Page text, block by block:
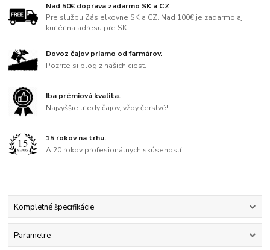
Nad 50€ doprava zadarmo SK a CZ
Pre službu Zásielkovne SK a CZ. Nad 100€ je zadarmo aj
kuriér na adresu pre SK.
Dovoz čajov priamo od farmárov.
Pozrite si blog z našich ciest.
Iba prémiová kvalita.
Najvyššie triedy čajov, vždy čerstvé!
15 rokov na trhu.
A 20 rokov profesionálnych skúseností.
Kompletné špecifikácie
Parametre